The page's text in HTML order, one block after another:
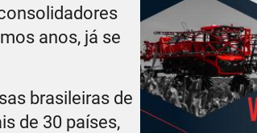
anos, já se
brasileiras de
de 30 países,